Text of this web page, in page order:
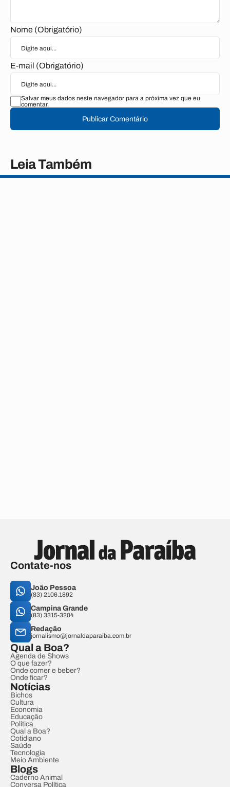
Nome (Obrigatório)
E-mail (Obrigatório)
Salvar meus dados neste navegador para a próxima vez que eu
comentar.
Publicar Comentário
Leia Também
Contate-nos
João Pessoa
(83) 2106.1892
Campina Grande
(83) 3315-3204
Redação
jornalismo@jornaldaparaiba.com.br
Qual a Boa?
Agenda de Shows
O que fazer?
Onde comer e beber?
Onde ficar?
Notícias
Bichos
Cultura
Economia
Educação
Política
Qual a Boa?
Cotidiano
Saúde
Tecnologia
Meio Ambiente
Blogs
Caderno Animal
Conversa Política